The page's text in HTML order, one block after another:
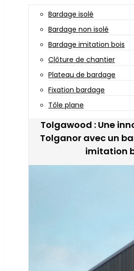
Bardage isolé
Bardage non isolé
Bardage imitation bois
Clôture de chantier
Plateau de bardage
Fixation bardage
Tôle plane
Tolgawood : Une
Tolganor avec un
imitation